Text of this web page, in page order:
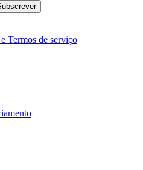
Termos de serviço